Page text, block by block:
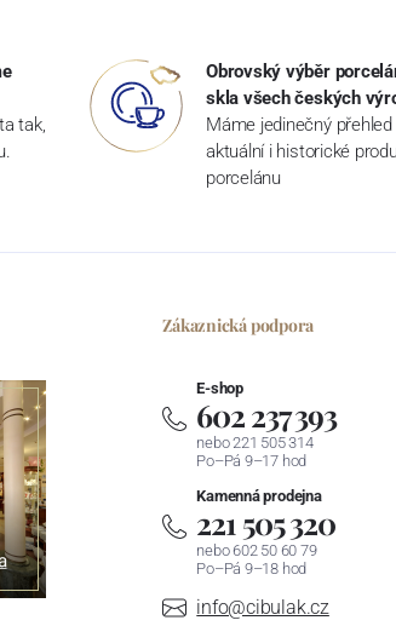
tak,
Obrovský výběr
skla všech českých
Máme jedinečný přehled
aktuální i historické
porcelánu
Zákaznická podpora
E-shop
602 237 393
nebo 221 505 314
Po–Pá 9–17 hod
Kamenná prodejna
221 505 320
nebo 602 50 60 79
Po–Pá 9–18 hod
info@cibulak.cz